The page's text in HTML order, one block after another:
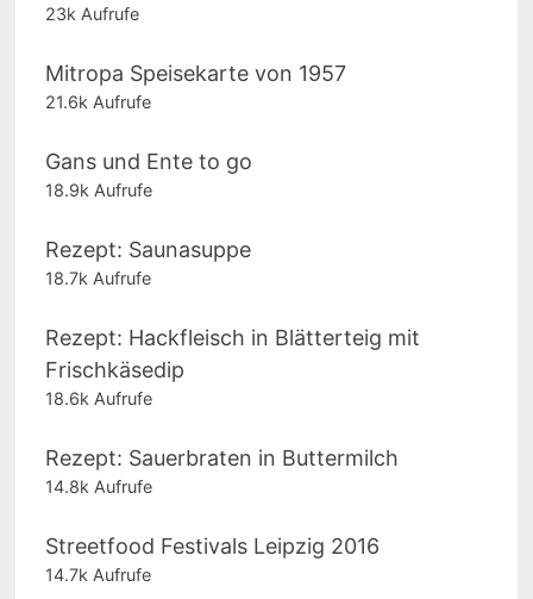
23k Aufrufe
Mitropa Speisekarte von 1957
21.6k Aufrufe
Gans und Ente to go
18.9k Aufrufe
Rezept: Saunasuppe
18.7k Aufrufe
Rezept: Hackfleisch in Blätterteig mit
Frischkäsedip
18.6k Aufrufe
Rezept: Sauerbraten in Buttermilch
14.8k Aufrufe
Streetfood Festivals Leipzig 2016
14.7k Aufrufe